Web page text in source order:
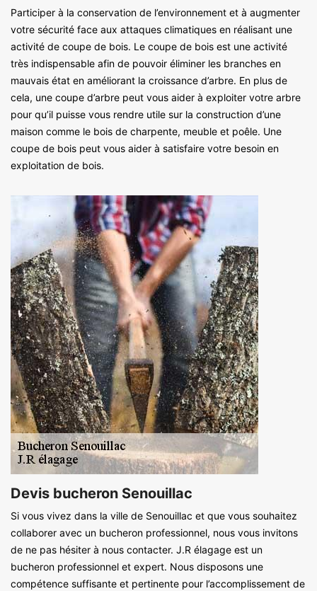
Participer à la conservation de l’environnement et à augmenter
votre sécurité face aux attaques climatiques en réalisant une
activité de coupe de bois. Le coupe de bois est une activité
très indispensable afin de pouvoir éliminer les branches en
mauvais état en améliorant la croissance d’arbre. En plus de
cela, une coupe d’arbre peut vous aider à exploiter votre arbre
pour qu’il puisse vous rendre utile sur la construction d’une
maison comme le bois de charpente, meuble et poêle. Une
coupe de bois peut vous aider à satisfaire votre besoin en
exploitation de bois.
Devis bucheron Senouillac
Si vous vivez dans la ville de Senouillac et que vous souhaitez
collaborer avec un bucheron professionnel, nous vous invitons
de ne pas hésiter à nous contacter. J.R élagage est un
bucheron professionnel et expert. Nous disposons une
compétence suffisante et pertinente pour l’accomplissement de